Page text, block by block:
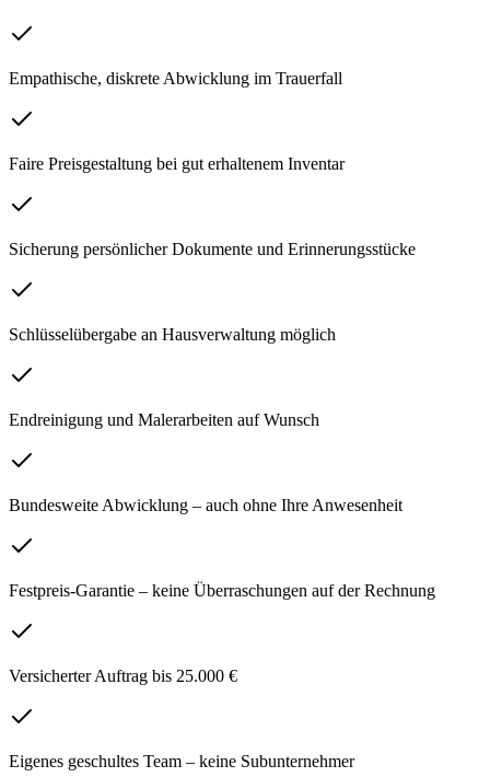
Empathische, diskrete Abwicklung im Trauerfall
Faire Preisgestaltung bei gut erhaltenem Inventar
Sicherung persönlicher Dokumente und Erinnerungsstücke
Schlüsselübergabe an Hausverwaltung möglich
Endreinigung und Malerarbeiten auf Wunsch
Bundesweite Abwicklung – auch ohne Ihre Anwesenheit
Festpreis-Garantie – keine Überraschungen auf der Rechnung
Versicherter Auftrag bis 25.000 €
Eigenes geschultes Team – keine Subunternehmer